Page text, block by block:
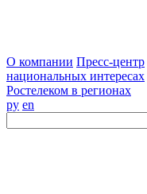
О компании Пресс-центр
национальных интересах
Ростелеком в регионах
ру en